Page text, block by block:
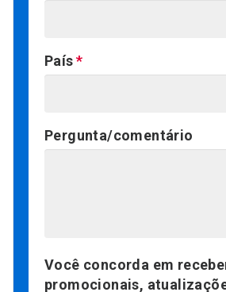
País
Pergunta/comentário
Você concorda em
promocionais,